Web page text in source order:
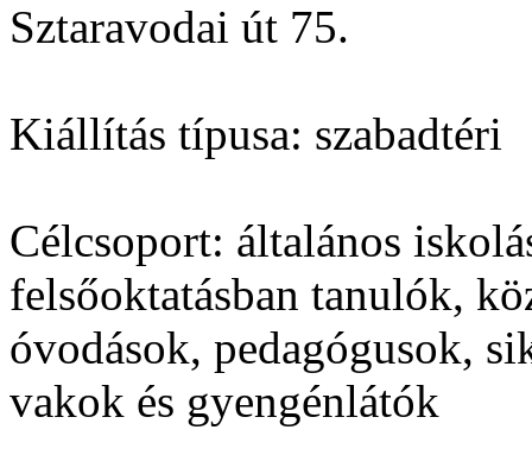
Sztaravodai út 75.
Kiállítás típusa: szabadtéri
Célcsoport: általános
felsőoktatásban tanulók,
óvodások, pedagógusok,
vakok és gyengénlátók